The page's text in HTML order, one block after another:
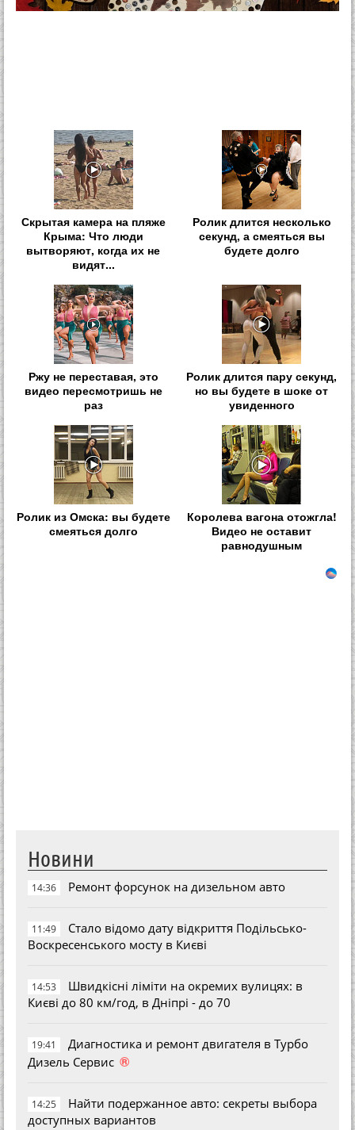
Скрытая камера на пляже
Крыма: Что люди
вытворяют, когда их не
видят...
Ролик длится несколько
секунд, а смеяться вы
будете долго
Ржу не переставая, это
видео пересмотришь не
раз
Ролик длится пару секунд,
но вы будете в шоке от
увиденного
Ролик из Омска: вы будете
смеяться долго
Королева вагона отожгла!
Видео не оставит
равнодушным
Новини
14:36 Ремонт форсунок на дизельном авто
11:49
Стало відомо дату відкриття Подільсько-
Воскресенського мосту в Києві
14:53
Швидкісні ліміти на окремих вулицях: в
Києві до 80 км/год, в Дніпрі - до 70
19:41
Диагностика и ремонт двигателя в Турбо
Дизель Сервис ®
14:25
Найти подержанное авто: секреты выбора
доступных вариантов